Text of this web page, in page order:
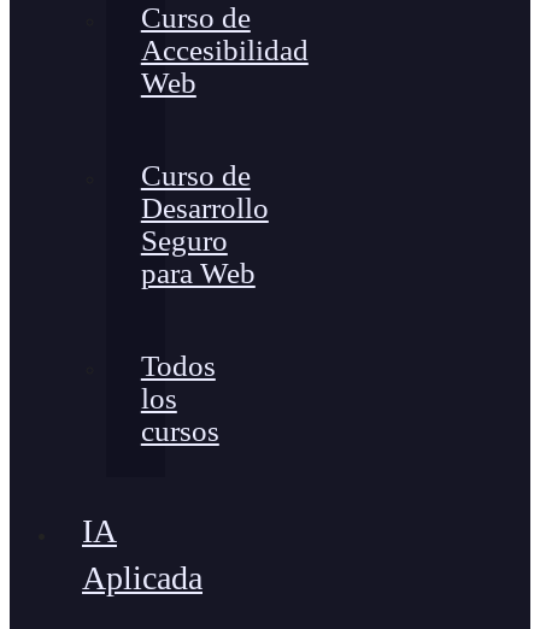
Curso de
Accesibilidad
Web
Curso de
Desarrollo
Seguro
para Web
Todos
los
cursos
IA
Aplicada